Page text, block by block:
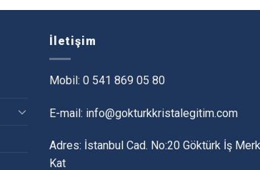
İletişim
Mobil: 0 541 869 05 80
E-mail: info@gokturkkristalegitim.com
Adres: İstanbul Cad. No:20 Göktürk İş
Kat